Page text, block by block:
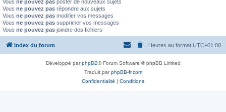
Vous ne pouvez pas poster de nouveaux sujets
Vous ne pouvez pas répondre aux sujets
Vous ne pouvez pas modifier vos messages
Vous ne pouvez pas supprimer vos messages
Vous ne pouvez pas joindre des fichiers
Index du forum Heures au format UTC+01:00
Développé parphpBB® Forum Software © phpBB Limited
Traduit parphpBB-fr.com
Confidentialité | Conditions